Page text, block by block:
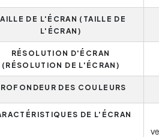
DE L'ÉCRAN (TAILLE DE
L'ÉCRAN)
RÉSOLUTION D'ÉCRAN
(RÉSOLUTION DE L'ÉCRAN)
DES COULEURS
DE L'ÉCRAN